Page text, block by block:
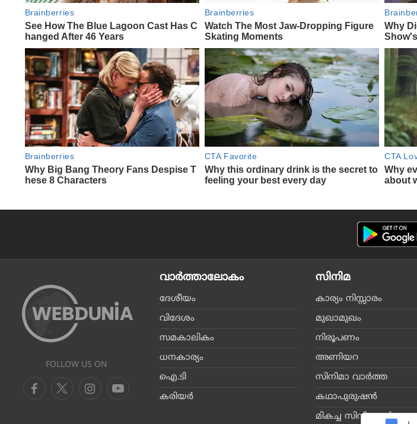
FOLLOW US ON
വാര്‍ത്താലോകം
ദേശീയം
വിദേശം
സമകാലികം
ധനകാര്യം
ഐ.ടി
കരിയര്‍
സിനിമ
കാര്യം നിസ്സാരം
മുഖാമുഖം
നിരൂപണം
അണിയറ
സിനിമാ വാര്‍ത്ത
കഥാപുരുഷന്‍
മികച്ച സിനിമകള്‍